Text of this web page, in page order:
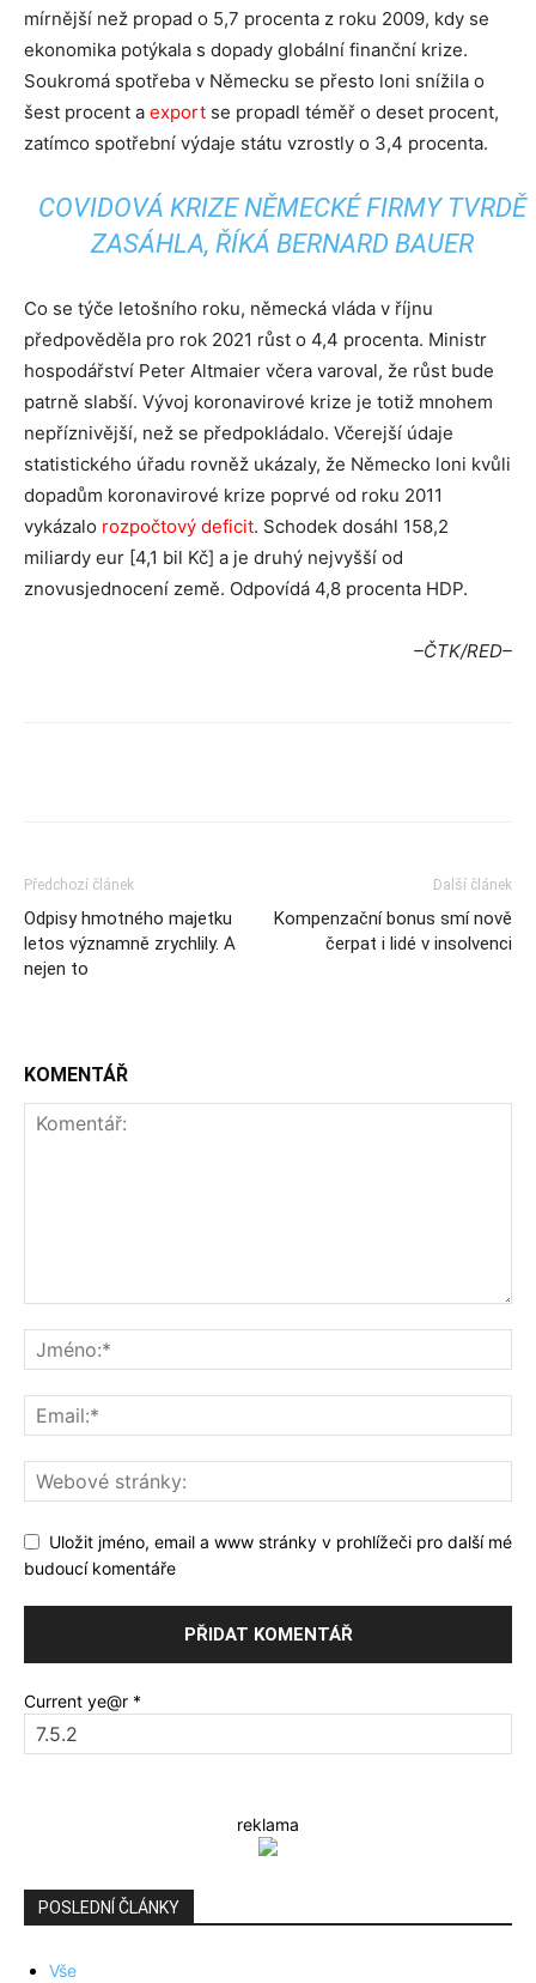
mírnější než propad o 5,7 procenta z roku 2009, kdy se
ekonomika potýkala s dopady globální finanční krize.
Soukromá spotřeba v Německu se přesto loni snížila o
šest procent a export se propadl téměř o deset procent,
zatímco spotřební výdaje státu vzrostly o 3,4 procenta.
COVIDOVÁ KRIZE NĚMECKÉ FIRMY TVRDĚ
ZASÁHLA, ŘÍKÁ BERNARD BAUER
Co se týče letošního roku, německá vláda v říjnu
předpověděla pro rok 2021 růst o 4,4 procenta. Ministr
hospodářství Peter Altmaier včera varoval, že růst bude
patrně slabší. Vývoj koronavirové krize je totiž mnohem
nepříznivější, než se předpokládalo. Včerejší údaje
statistického úřadu rovněž ukázaly, že Německo loni kvůli
dopadům koronavirové krize poprvé od roku 2011
vykázalo rozpočtový deficit. Schodek dosáhl 158,2
miliardy eur [4,1 bil Kč] a je druhý nejvyšší od
znovusjednocení země. Odpovídá 4,8 procenta HDP.
–ČTK/RED–
Předchozí článek
Odpisy hmotného majetku
letos významně zrychlily. A
nejen to
Další článek
Kompenzační bonus smí nově
čerpat i lidé v insolvenci
KOMENTÁŘ
Uložit jméno, email a www stránky v prohlížeči pro další mé
budoucí komentáře
Current ye@r *
reklama
POSLEDNÍ ČLÁNKY
Vše